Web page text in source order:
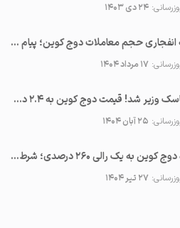
۲۴ دی ۱۴۰۳
شکست انفجاری حجم معاملات دوج کوین؛ پیام نهنگ ها برای بازار چیست؟
۱۷ مرداد ۱۴۰۴
ایلان ماسک وزیر شد! قیمت دوج کوین به ۲.۴ دلار می‌رسد؟
۲۵ آبان ۱۴۰۴
نیم نگاه دوج کوین به یک رالی ۲۶۰ درصدی؛ شرط چنین صعودی چیست؟
۲۷ تیر ۱۴۰۴